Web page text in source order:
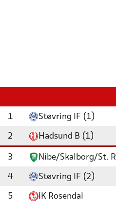
1 Støvring IF (1)
2 Hadsund B (1)
3 Nibe/Skalborg/St.
4 Støvring IF (2)
5 IK Rosendal